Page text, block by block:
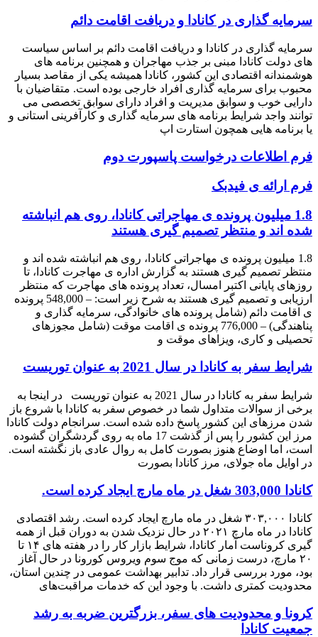
سرمایه گذاری در کانادا و دریافت اقامت دائم
سرمایه گذاری در کانادا و دریافت اقامت دائم بر اساس سیاست
های دولت کانادا مبنی بر جذب مهاجران و همچنین برنامه های
هوشمندانه اقتصادی این کشور، کانادا همیشه یکی از مقاصد بسیار
محبوب برای سرمایه گذاری افراد خارجی بوده است. متقاضیان با
دارایی خوب و سوابق مدیریت و افراد دارای سوابق تخصصی می
توانند واجد شرایط برنامه های سرمایه گذاری و کارآفرینی استانی و
یا برنامه هایی همچون استارت اپ
فرم اطلاعات درخواست پاسپورت دوم
فرم ارائه ی فیدبک
1.8 میلیون پرونده ی مهاجراتی کانادا، روی هم انباشته
شده اند و منتظر تصمیم گیری هستند
1.8 میلیون پرونده ی مهاجراتی کانادا، روی هم انباشته شده اند و
منتظر تصمیم گیری هستند به گزارش اداره ی مهاجرت کانادا، تا
روزهای پایانی اکتبر امسال، تعداد پرونده های مهاجرت که منتظر
ارزیابی و تصمیم گیری هستند به شرح زیر است: – 548,000 پرونده
ی اقامت دائم (شامل پرونده های خانوادگی، سرمایه گذاری و
پناهندگی) – 776,000 پرونده ی اقامت موقت (شامل مجوزهای
تحصیلی و کاری، ویزاهای موقت و
شرایط سفر به کانادا در سال 2021 به عنوان توریست
شرایط سفر به کانادا در سال 2021 به عنوان توریست در اینجا به
برخی از سوالات متداول شما در خصوص سفر به کانادا با شروع باز
شدن مرزهای این کشور پاسخ داده شده است. سرانجام دولت کانادا
مرز این کشور را پس از گذشت 17 ماه به روی گردشگران گشوده
است، اما اوضاع هنوز بصورت کامل به روال عادی باز نگشته است.
در اوایل ماه جولای، مرز کانادا بصورت
کانادا 303,000 شغل در ماه مارچ ایجاد کرده است.
کانادا ۳۰۳,۰۰۰ شغل در ماه مارچ ایجاد کرده است. رشد اقتصادی
کانادا در ماه مارچ ۲۰۲۱ در حال نزدیک شدن به دوران قبل از همه
گیری کروناست ﺁمار کانادا، شرایط بازار کار را در هفته های ۱۴ تا
۲۰ مارچ، درست زمانی که موج سوم ویروس کورونا در حال ﺁغاز
بود، مورد بررسی قرار داد. تدابیر بهداشت عمومی در چندین استان،
محدودیت کمتری داشت. با وجود این که خدمات مراقبت‌های
کرونا و محدودیت های سفر، بزرگترین ضربه به رشد
جمعیت کانادا